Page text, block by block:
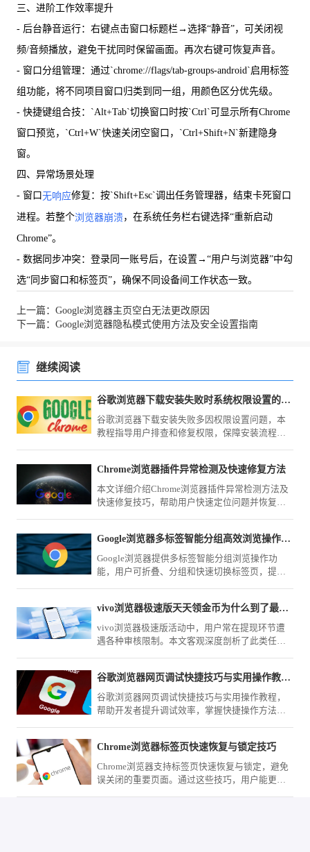
三、进阶工作效率提升
- 后台静音运行：右键点击窗口标题栏→选择“静音”，可关闭视
频/音频播放，避免干扰同时保留画面。再次右键可恢复声音。
- 窗口分组管理：通过`chrome://flags/tab-groups-android`启用标签
组功能，将不同项目窗口归类到同一组，用颜色区分优先级。
- 快捷键组合技：`Alt+Tab`切换窗口时按`Ctrl`可显示所有Chrome
窗口预览，`Ctrl+W`快速关闭空窗口，`Ctrl+Shift+N`新建隐身
窗。
四、异常场景处理
- 窗口无响应修复：按`Shift+Esc`调出任务管理器，结束卡死窗口
进程。若整个浏览器崩溃，在系统任务栏右键选择“重新启动
Chrome”。
- 数据同步冲突：登录同一账号后，在设置→“用户与浏览器”中勾
选“同步窗口和标签页”，确保不同设备间工作状态一致。
上一篇：Google浏览器主页空白无法更改原因
下一篇：Google浏览器隐私模式使用方法及安全设置指南
继续阅读
谷歌浏览器下载安装失败时系统权限设置的排查方法
谷歌浏览器下载安装失败多因权限设置问题，本
教程指导用户排查和修复权限，保障安装流程顺
Chrome浏览器插件异常检测及快速修复方法
本文详细介绍Chrome浏览器插件异常检测方法及
快速修复技巧，帮助用户快速定位问题并恢复插
Google浏览器多标签智能分组高效浏览操作方法
Google浏览器提供多标签智能分组浏览操作功
能，用户可折叠、分组和快速切换标签页，提高
vivo浏览器极速版天天领金币为什么到了最终提现总翻车
vivo浏览器极速版活动中，用户常在提现环节遭
遇各种审核限制。本文客观深度剖析了此类任务
谷歌浏览器网页调试快捷技巧与实用操作教程分享
谷歌浏览器网页调试快捷技巧与实用操作教程，
帮助开发者提升调试效率，掌握快捷操作方法，
Chrome浏览器标签页快速恢复与锁定技巧
Chrome浏览器支持标签页快速恢复与锁定，避免
误关闭的重要页面。通过这些技巧，用户能更好